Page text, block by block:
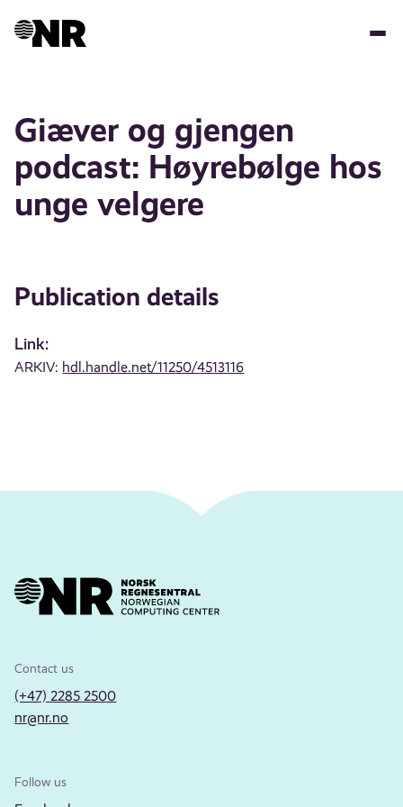
Giæver og gjengen
podcast: Høyrebølge hos
unge velgere
Publication details
Link:
ARKIV: hdl.handle.net/11250/4513116
Contact us
(+47) 2285 2500
nr@nr.no
Follow us